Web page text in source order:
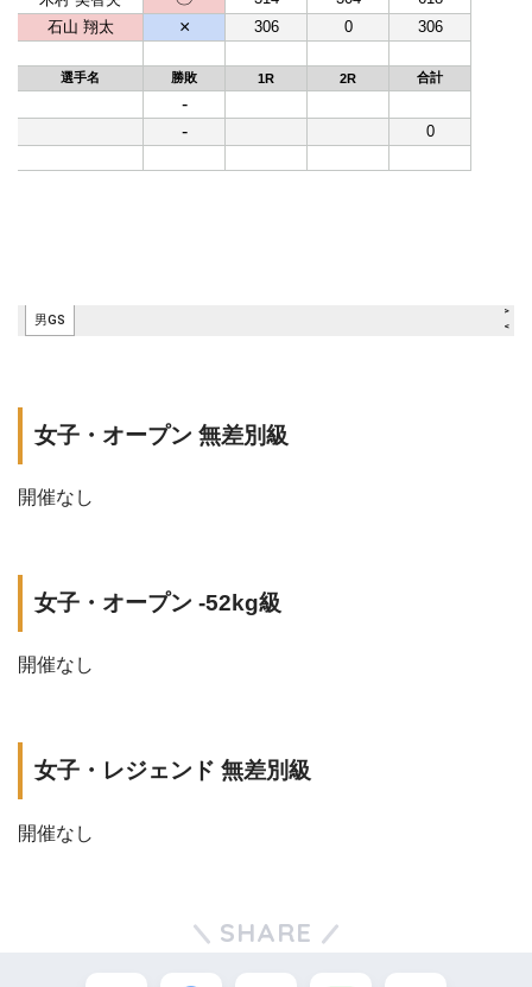
女子・オープン 無差別級
開催なし
女子・オープン -52kg級
開催なし
女子・レジェンド 無差別級
開催なし
SHARE